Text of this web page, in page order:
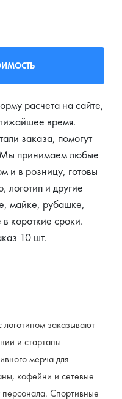
расчета на сайте,
время.
заказа, помогут
Мы принимаем любые
и в розницу, готовы
логотип и другие
майке, рубашке,
короткие сроки.
10 шт.
логотипом заказывают
и стартапы
мерча для
кофейни и сетевые
Спортивные